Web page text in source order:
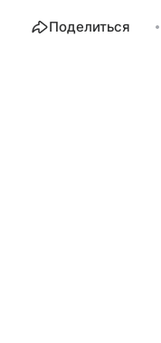
Поделиться